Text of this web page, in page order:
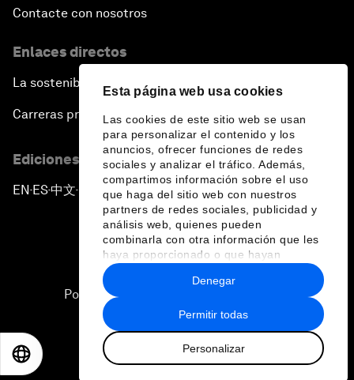
Esta página web usa cookies
Las cookies de este sitio web se usan
para personalizar el contenido y los
anuncios, ofrecer funciones de redes
sociales y analizar el tráfico. Además,
compartimos información sobre el uso
que haga del sitio web con nuestros
partners de redes sociales, publicidad y
análisis web, quienes pueden
combinarla con otra información que les
haya proporcionado o que hayan
recopilado a partir del uso que haya
hecho de sus servicios.
Permitir todas
Personalizar
Denegar
Contacte con nosotros
Enlaces directos
La sostenibilidad en el Foro
Carreras profesionales
Ediciones en otros idiomas
EN ▪ES▪中文▪ 日本語
Política de privacidad y normas de uso
Sitemap
2026 Foro Económico Mundial